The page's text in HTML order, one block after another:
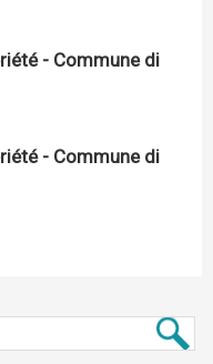
- Commune di
- Commune di